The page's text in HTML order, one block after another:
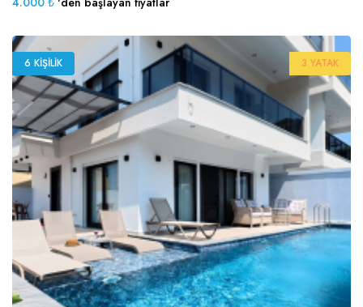
6 KIŞILIK 3 YATAK